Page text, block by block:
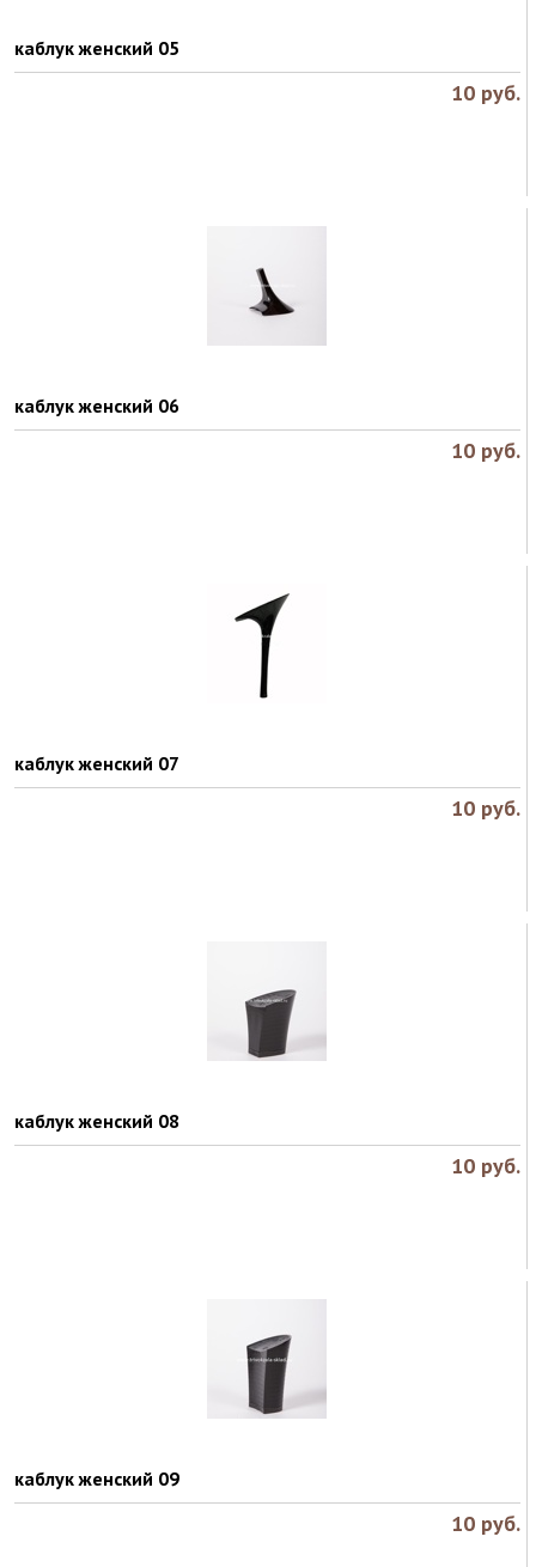
каблук женский 05
10 руб.
каблук женский 06
10 руб.
каблук женский 07
10 руб.
каблук женский 08
10 руб.
каблук женский 09
10 руб.